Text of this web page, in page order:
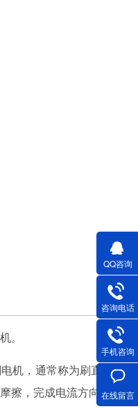
。
机，通常称为刷直流电
擦，完成电流方向的切换
QQ咨询
咨询电话
手机咨询
在线留言